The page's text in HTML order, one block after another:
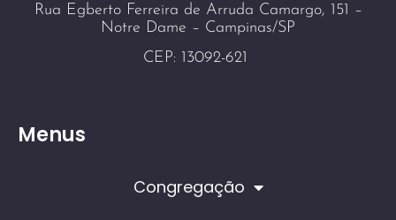
Rua Egberto Ferreira de Arruda Camargo, 151 –
Notre Dame – Campinas/SP
CEP: 13092-621
Menus
Congregação